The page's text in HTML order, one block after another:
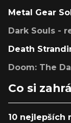
Metal Gear
Dark Souls -
Death
Doom: The
Co si
10 nejlepších